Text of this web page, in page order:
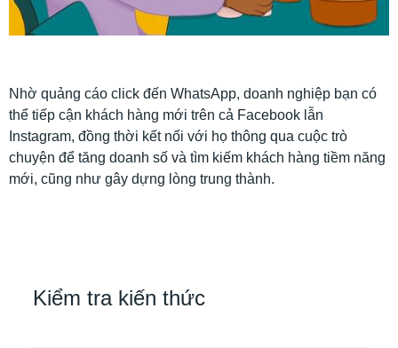
Nhờ quảng cáo click đến WhatsApp, doanh nghiệp bạn có
thể tiếp cận khách hàng mới trên cả Facebook lẫn
Instagram, đồng thời kết nối với họ thông qua cuộc trò
chuyện để tăng doanh số và tìm kiếm khách hàng tiềm năng
mới, cũng như gây dựng lòng trung thành.
Kiểm tra kiến thức